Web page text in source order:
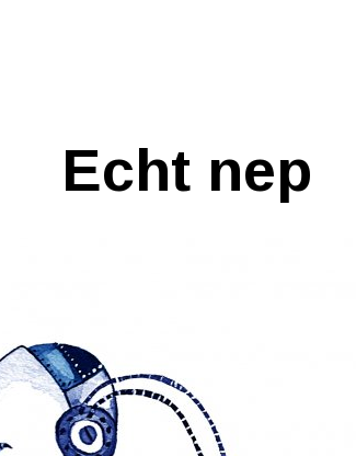
Echt nep